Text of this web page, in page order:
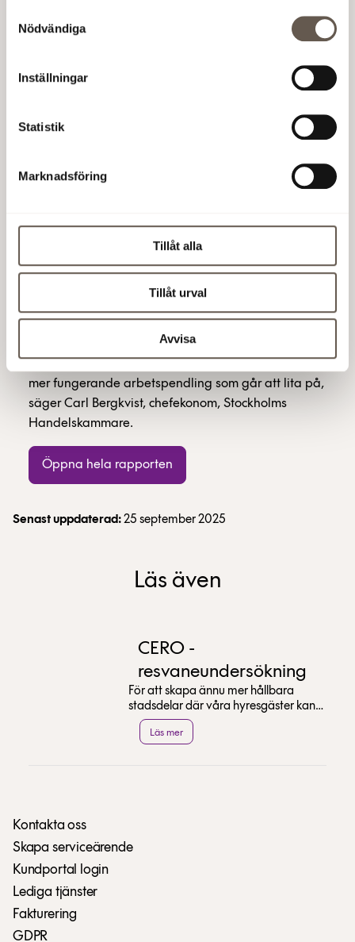
Nödvändiga
Inställningar
Statistik
Marknadsföring
Tillåt alla
Tillåt urval
Avvisa
trafikstart 2028 väntas dessutom ytterligare minska
bilanvändningen. För att kollektivtrafiken ska bli
ännu mer attraktiv framhålls dock behovet av bättre
punktlighet, högre tillförlitlighet och mer flexibla
biljettlösningar.
–Kollektivtrafiken och infrastrukturen är
underdimensionerad i Stockholm. Vi måste få en
mer fungerande arbetspendling som går att lita på,
säger Carl Bergkvist, chefekonom, Stockholms
Handelskammare.
Öppna hela rapporten
Senast uppdaterad:25 september 2025
Läs även
CERO -
resvaneundersökning
För att skapa ännu mer hållbara
stadsdelar där våra hyresgäster kan
verka och trivas använder vi olika
verktyg – ett av ...
Läs mer
Kontakta oss
Skapa serviceärende
Kundportal login
Lediga tjänster
Fakturering
GDPR